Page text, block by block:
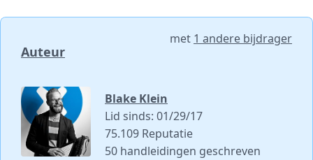
Auteur
met 1 andere bijdrager
Blake Klein
Lid sinds: 01/29/17
75.109 Reputatie
50 handleidingen geschreven